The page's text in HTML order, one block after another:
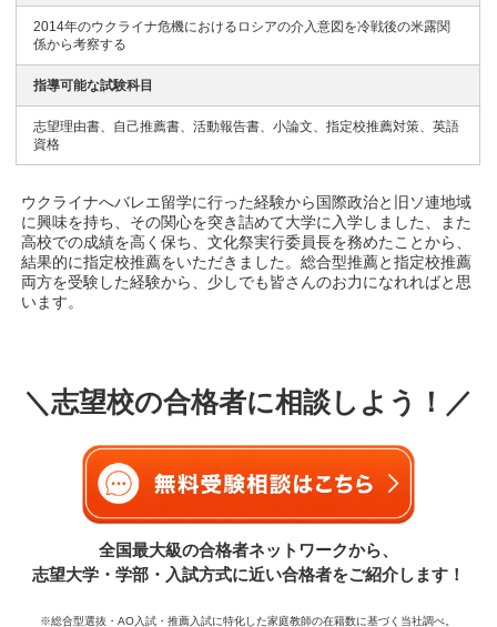
2014年のウクライナ危機におけるロシアの介入意図を冷戦後の米露関
係から考察する
指導可能な試験科目
志望理由書、自己推薦書、活動報告書、小論文、指定校推薦対策、英語
資格
ウクライナへバレエ留学に行った経験から国際政治と旧ソ連地域
に興味を持ち、その関心を突き詰めて大学に入学しました、また
高校での成績を高く保ち、文化祭実行委員長を務めたことから、
結果的に指定校推薦をいただきました。総合型推薦と指定校推薦
両方を受験した経験から、少しでも皆さんのお力になれればと思
います。
＼志望校の合格者に相談しよう！／
全国最大級の合格者ネットワークから、
志望大学・学部・入試方式に近い合格者をご紹介します！
※総合型選抜・AO入試・推薦入試に特化した家庭教師の在籍数に基づく当社調べ。